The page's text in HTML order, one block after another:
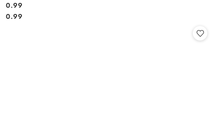
Cena:
0.99
Cena:
0.99